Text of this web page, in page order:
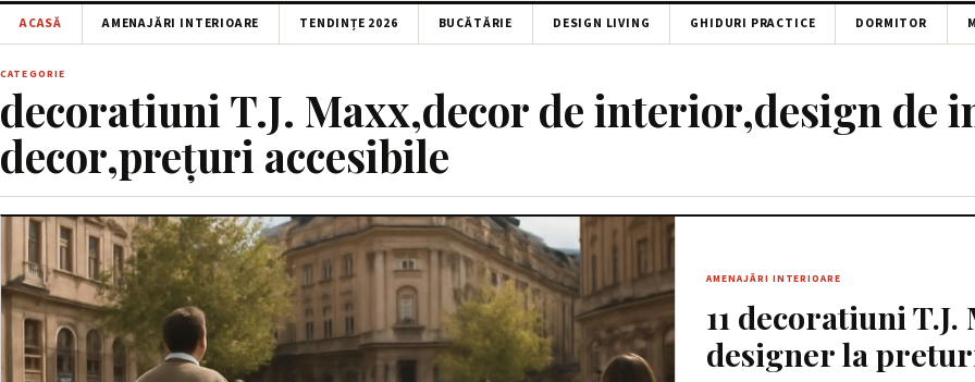
ACASĂ AMENAJĂRI INTERIOARE TENDINȚE 2026 BUCĂTĂRIE DESIGN LIVING GHIDURI PRACTICE DORMITOR
CATEGORIE
decoratiuni T.J. Maxx,decor de interior,design de
decor,prețuri accesibile
AMENAJĂRI INTERIOARE
11 decoratiuni
designer la